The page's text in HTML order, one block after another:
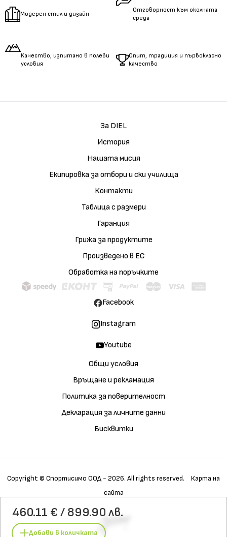
Галерия
Характеристики
Технологии
460.11 € / 899.90 лв.
Добави в количката
Модерен стил и дизайн
Отговорност към околната
среда
Качество, изпитано в полеви
условия
Опит, традиция и първокласно
качество
За DIEL
История
Нашата мисия
Екипировка за отбори и ски училища
Контакти
Таблица с размери
Гаранция
Грижа за продуктите
Произведено в ЕС
Обработка на поръчките
Общи условия
Връщане и рекламация
Политика за поверителност
Декларация за личните данни
Бисквитки
Facebook
Instagram
Youtube
Copyright © Спортисимо ООД - 2026. All rights reserved.
Карта на
сайта